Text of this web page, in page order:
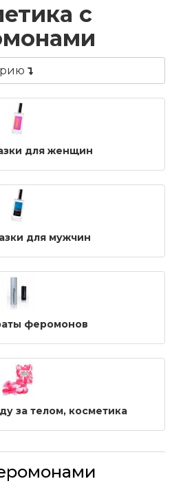
с
для женщин
для мужчин
феромонов
за телом, косметика